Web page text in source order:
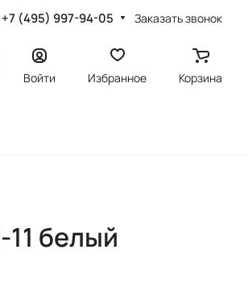
+7 (495) 997-94-05 Заказать звонок
Войти Избранное Корзина
белый